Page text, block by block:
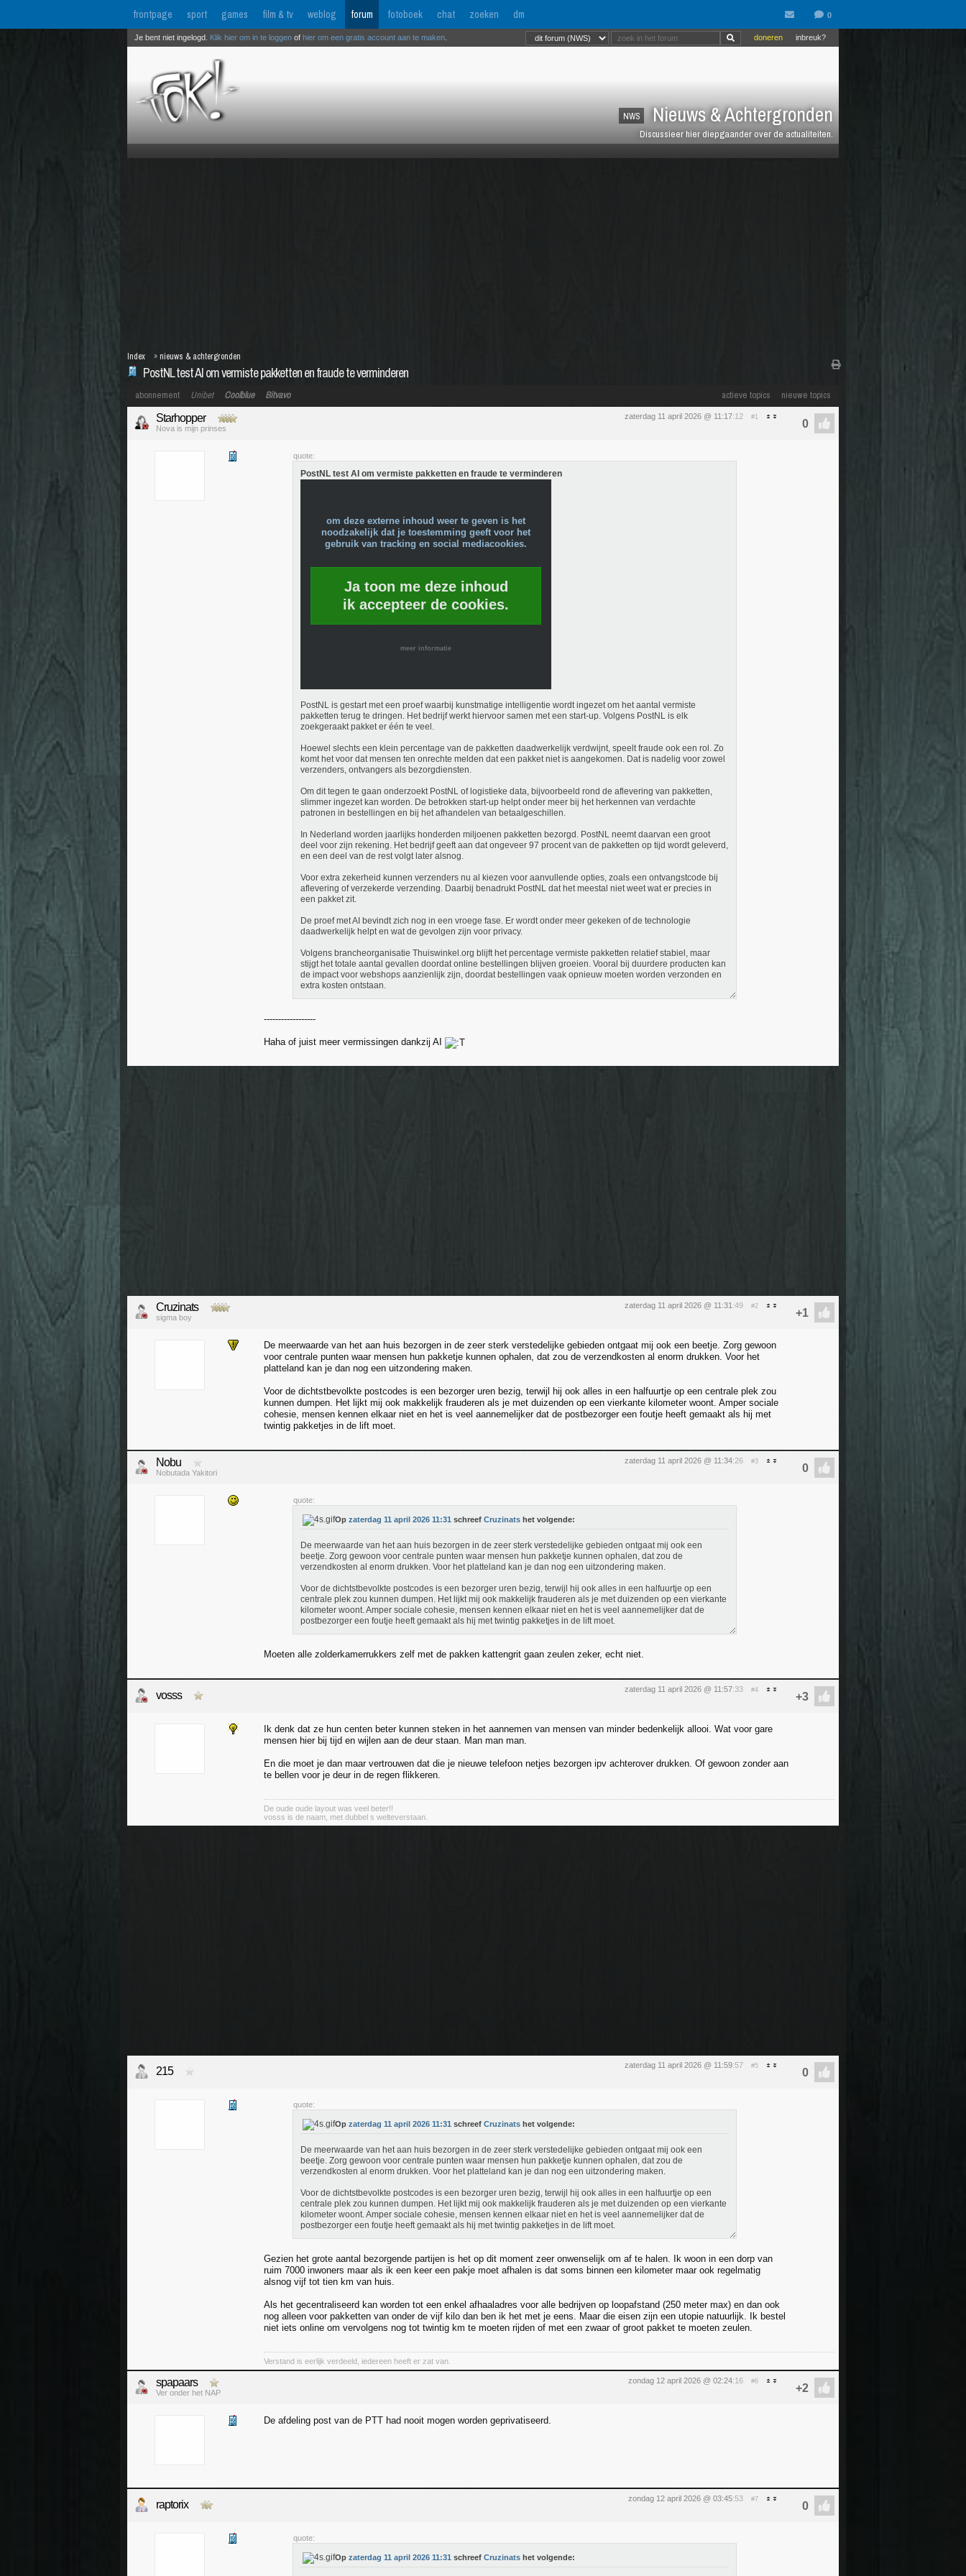
frontpage sport games film & tv weblog forum fotoboek chat zoeken dm
NWS Nieuws & Achtergronden
Discussieer hier diepgaander over de actualiteiten.
inbreuk?
doneren
Je bent niet ingelogd. Klik hier om in te loggen of hier om een gratis account aan te maken
PostNL test AI om vermiste pakketten en fraude te verminderen
Index » nieuws & achtergronden
actieve topics nieuwe topics
abonnement Unibet Coolblue Bitvavo
zaterdag 11 april 2026 @ 11:17:12 #1
Starhopper
Nova is mijn prinses
quote:
PostNL test AI om vermiste pakketten en fraude te verminderen
om deze externe inhoud weer te geven is het
noodzakelijk dat je toestemming geeft voor het
gebruik van tracking en social mediacookies.
Ja toon me deze inhoud
ik accepteer de cookies.
meer informatie
PostNL is gestart met een proef waarbij kunstmatige intelligentie wordt ingezet om het aantal vermiste
pakketten terug te dringen. Het bedrijf werkt hiervoor samen met een start-up. Volgens PostNL is elk
zoekgeraakt pakket er één te veel.
Hoewel slechts een klein percentage van de pakketten daadwerkelijk verdwijnt, speelt fraude ook een rol. Zo
komt het voor dat mensen ten onrechte melden dat een pakket niet is aangekomen. Dat is nadelig voor zowel
verzenders, ontvangers als bezorgdiensten.
Om dit tegen te gaan onderzoekt PostNL of logistieke data, bijvoorbeeld rond de aflevering van pakketten,
slimmer ingezet kan worden. De betrokken start-up helpt onder meer bij het herkennen van verdachte
patronen in bestellingen en bij het afhandelen van betaalgeschillen.
In Nederland worden jaarlijks honderden miljoenen pakketten bezorgd. PostNL neemt daarvan een groot
deel voor zijn rekening. Het bedrijf geeft aan dat ongeveer 97 procent van de pakketten op tijd wordt geleverd,
en een deel van de rest volgt later alsnog.
Voor extra zekerheid kunnen verzenders nu al kiezen voor aanvullende opties, zoals een ontvangstcode bij
aflevering of verzekerde verzending. Daarbij benadrukt PostNL dat het meestal niet weet wat er precies in
een pakket zit.
De proef met AI bevindt zich nog in een vroege fase. Er wordt onder meer gekeken of de technologie
daadwerkelijk helpt en wat de gevolgen zijn voor privacy.
Volgens brancheorganisatie Thuiswinkel.org blijft het percentage vermiste pakketten relatief stabiel, maar
stijgt het totale aantal gevallen doordat online bestellingen blijven groeien. Vooral bij duurdere producten kan
de impact voor webshops aanzienlijk zijn, doordat bestellingen vaak opnieuw moeten worden verzonden en
extra kosten ontstaan.
------------------
Haha of juist meer vermissingen dankzij AI
zaterdag 11 april 2026 @ 11:31 :49 #2
Cruzinats
sigma boy
De meerwaarde van het aan huis bezorgen in de zeer sterk verstedelijke gebieden ontgaat mij ook een beetje. Zorg gewoon
voor centrale punten waar mensen hun pakketje kunnen ophalen, dat zou de verzendkosten al enorm drukken. Voor het
platteland kan je dan nog een uitzondering maken.
Voor de dichtstbevolkte postcodes is een bezorger uren bezig, terwijl hij ook alles in een halfuurtje op een centrale plek zou
kunnen dumpen. Het lijkt mij ook makkelijk frauderen als je met duizenden op een vierkante kilometer woont. Amper sociale
cohesie, mensen kennen elkaar niet en het is veel aannemelijker dat de postbezorger een foutje heeft gemaakt als hij met
twintig pakketjes in de lift moet.
zaterdag 11 april 2026 @ 11:34:26 #3
Nobu
Nobutada Yakitori
quote:
Op zaterdag 11 april 2026 11:31 schreef Cruzinats het volgende:
De meerwaarde van het aan huis bezorgen in de zeer sterk verstedelijke gebieden ontgaat mij ook een
beetje. Zorg gewoon voor centrale punten waar mensen hun pakketje kunnen ophalen, dat zou de
verzendkosten al enorm drukken. Voor het platteland kan je dan nog een uitzondering maken.
Voor de dichtstbevolkte postcodes is een bezorger uren bezig, terwijl hij ook alles in een halfuurtje op een
centrale plek zou kunnen dumpen. Het lijkt mij ook makkelijk frauderen als je met duizenden op een vierkante
kilometer woont. Amper sociale cohesie, mensen kennen elkaar niet en het is veel aannemelijker dat de
postbezorger een foutje heeft gemaakt als hij met twintig pakketjes in de lift moet.
Moeten alle zolderkamerrukkers zelf met de pakken kattengrit gaan zeulen zeker, echt niet.
zaterdag 11 april 2026 @ 11:57:33 #4
vosss
Ik denk dat ze hun centen beter kunnen steken in het aannemen van mensen van minder bedenkelijk allooi. Wat voor gare
mensen hier bij tijd en wijlen aan de deur staan. Man man man.
En die moet je dan maar vertrouwen dat die je nieuwe telefoon netjes bezorgen ipv achterover drukken. Of gewoon zonder aan
te bellen voor je deur in de regen flikkeren.
De oude oude layout was veel beter!!
vosss is de naam, met dubbel s welteverstaan.
zaterdag 11 april 2026 @ 11:59:57 #5
215
quote:
Op zaterdag 11 april 2026 11:31 schreef Cruzinats het volgende:
De meerwaarde van het aan huis bezorgen in de zeer sterk verstedelijke gebieden ontgaat mij ook een
beetje. Zorg gewoon voor centrale punten waar mensen hun pakketje kunnen ophalen, dat zou de
verzendkosten al enorm drukken. Voor het platteland kan je dan nog een uitzondering maken.
Voor de dichtstbevolkte postcodes is een bezorger uren bezig, terwijl hij ook alles in een halfuurtje op een
centrale plek zou kunnen dumpen. Het lijkt mij ook makkelijk frauderen als je met duizenden op een vierkante
kilometer woont. Amper sociale cohesie, mensen kennen elkaar niet en het is veel aannemelijker dat de
postbezorger een foutje heeft gemaakt als hij met twintig pakketjes in de lift moet.
Gezien het grote aantal bezorgende partijen is het op dit moment zeer onwenselijk om af te halen. Ik woon in een dorp van
ruim 7000 inwoners maar als ik een keer een pakje moet afhalen is dat soms binnen een kilometer maar ook regelmatig
alsnog vijf tot tien km van huis.
Als het gecentraliseerd kan worden tot een enkel afhaaladres voor alle bedrijven op loopafstand (250 meter max) en dan ook
nog alleen voor pakketten van onder de vijf kilo dan ben ik het met je eens. Maar die eisen zijn een utopie natuurlijk. Ik bestel
niet iets online om vervolgens nog tot twintig km te moeten rijden of met een zwaar of groot pakket te moeten zeulen.
Verstand is eerlijk verdeeld, iedereen heeft er zat van.
zondag 12 april 2026 @ 02:24:16 #6
spapaars
Ver onder het NAP
De afdeling post van de PTT had nooit mogen worden geprivatiseerd.
zondag 12 april 2026 @ 03:45:53 #7
raptorix
quote:
Op zaterdag 11 april 2026 11:31 schreef Cruzinats het volgende: